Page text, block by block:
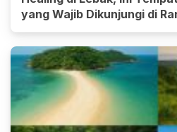
yang Wajib Dikunjungi di